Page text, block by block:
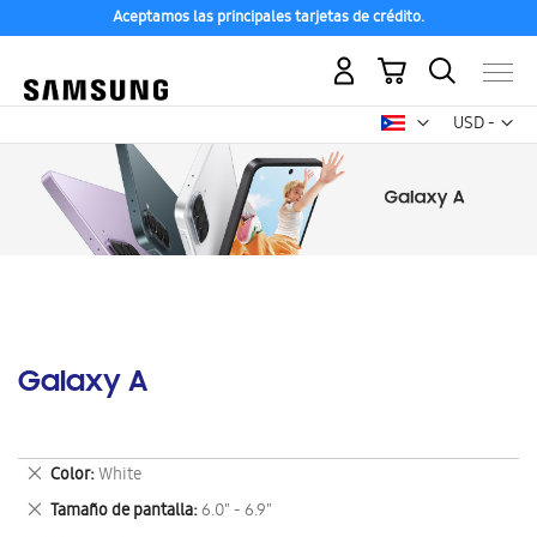
Aceptamos las principales tarjetas de crédito.
USD -
dólar
Mi carrito
Galaxy A
Color White
Eliminar
este
artículo
Tamaño de pantalla 6.0" - 6.9"
Eliminar